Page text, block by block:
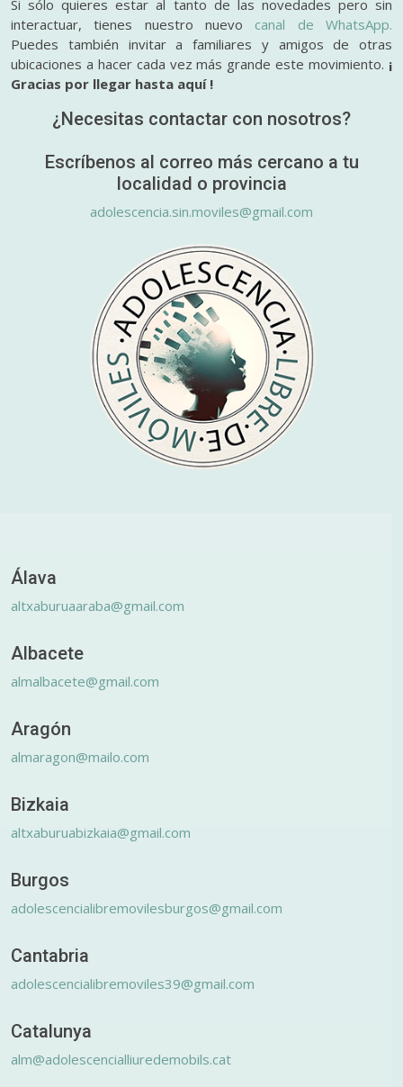
Si sólo quieres estar al tanto de las novedades pero sin
interactuar, tienes nuestro nuevo canal de WhatsApp.
Puedes también invitar a familiares y amigos de otras
ubicaciones a hacer cada vez más grande este movimiento. ¡
Gracias por llegar hasta aquí !
¿Necesitas contactar con nosotros?
Escríbenos al correo más cercano a tu
localidad o provincia
adolescencia.sin.moviles@gmail.com
Álava
altxaburuaaraba@gmail.com
Albacete
almalbacete@gmail.com
Aragón
almaragon@mailo.com
Bizkaia
altxaburuabizkaia@gmail.com
Burgos
adolescencialibremovilesburgos@gmail.com
Cantabria
adolescencialibremoviles39@gmail.com
Catalunya
alm@adolescencialliuredemobils.cat